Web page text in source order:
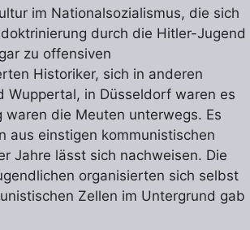
im Nationalsozialismus, die sich
durch die Hitler-Jugend
zu offensiven
Historiker, sich in anderen
Wuppertal, in Düsseldorf waren es
die Meuten unterwegs. Es
aus einstigen kommunistischen
Jahre lässt sich nachweisen. Die
organisierten sich selbst
Zellen im Untergrund gab